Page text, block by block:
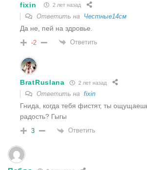
fixin 2 лет назад
Ответить на Честные14см
Да не, пей на здровье.
-2 Ответить
BratRuslana 2 лет назад
Ответить на fixin
Гнида, когда тебя фистят, ты
радость? Гыгы
3 Ответить